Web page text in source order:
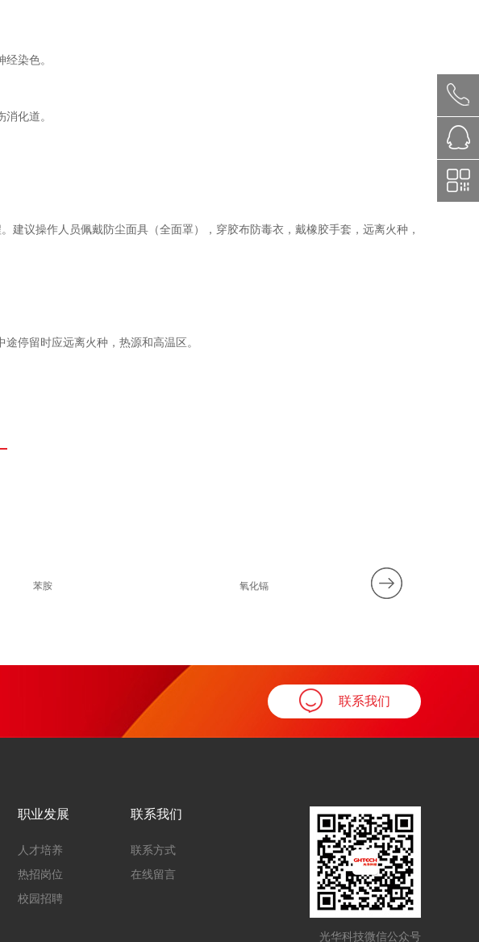
染色。
化道。
议操作人员佩戴防尘面具（全面罩），穿胶布防毒衣，戴橡胶手套，远离火种，
停留时应远离火种，热源和高温区。
苯胺 氧化镉
联系我们
职业发展
人才培养
热招岗位
校园招聘
联系我们
联系方式
在线留言
光华科技微信公众号